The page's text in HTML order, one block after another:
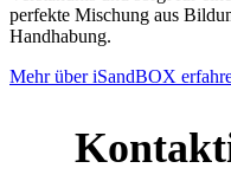
perfekte Mischung aus
Handhabung.
Mehr über iSandBOX